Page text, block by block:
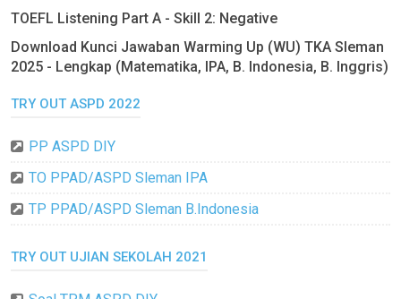
TOEFL Listening Part A - Skill 2: Negative
Download Kunci Jawaban Warming Up (WU) TKA Sleman
2025 - Lengkap (Matematika, IPA, B. Indonesia, B. Inggris)
TRY OUT ASPD 2022
PP ASPD DIY
TO PPAD/ASPD Sleman IPA
TP PPAD/ASPD Sleman B.Indonesia
TRY OUT UJIAN SEKOLAH 2021